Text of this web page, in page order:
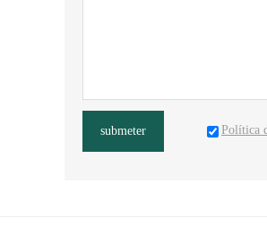
submeter Política